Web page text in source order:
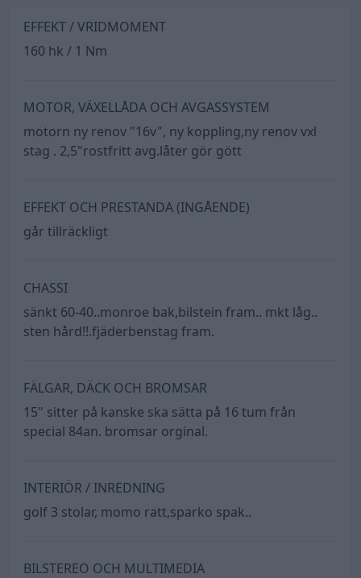
EFFEKT / VRIDMOMENT
160 hk / 1 Nm
MOTOR, VÄXELLÅDA OCH AVGASSYSTEM
motorn ny renov "16v", ny koppling,ny renov vxl
stag . 2,5"rostfritt avg.låter gör gött
EFFEKT OCH PRESTANDA (INGÅENDE)
går tillräckligt
CHASSI
sänkt 60-40..monroe bak,bilstein fram.. mkt låg..
sten hård!!.fjäderbenstag fram.
FÄLGAR, DÄCK OCH BROMSAR
15" sitter på kanske ska sätta på 16 tum från
special 84an. bromsar orginal.
INTERIÖR / INREDNING
golf 3 stolar, momo ratt,sparko spak..
BILSTEREO OCH MULTIMEDIA